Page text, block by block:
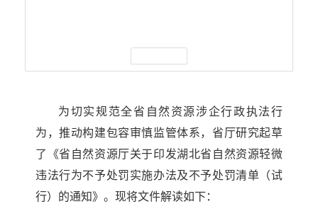
为切实规范全省自然资源涉企行政执法行
为，推动构建包容审慎监管体系，省厅研究起草
了《省自然资源厅关于印发湖北省自然资源轻微
违法行为不予处罚实施办法及不予处罚清单（试
行）的通知》。现将文件解读如下：